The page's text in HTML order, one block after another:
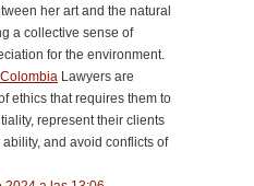
her art and the natural
a collective sense of
for the environment.
Lawyers are
ethics that requires them to
represent their clients
and avoid conflicts of